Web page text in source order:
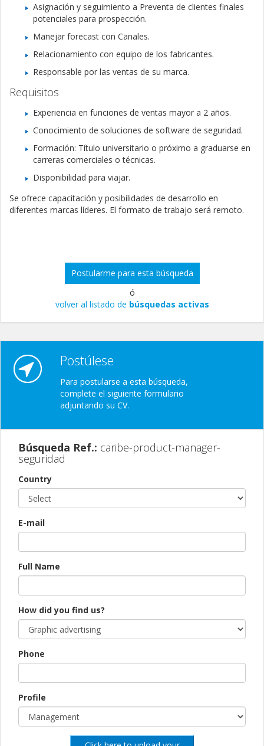
Postularme para esta búsqueda
ó
volver al listado de búsquedas activas
Asignación y seguimiento a Preventa de clientes finales
potenciales para prospección.
Manejar forecast con Canales.
Relacionamiento con equipo de los fabricantes.
Responsable por las ventas de su marca.
Requisitos
Experiencia en funciones de ventas mayor a 2 años.
Conocimiento de soluciones de software de seguridad.
Formación: Título universitario o próximo a graduarse en
carreras comerciales o técnicas.
Disponibilidad para viajar.
Se ofrece capacitación y posibilidades de desarrollo en
diferentes marcas líderes. El formato de trabajo será remoto.
Postúlese
Para postularse a esta búsqueda,
complete el siguiente formulario
adjuntando su CV.
Búsqueda Ref.: caribe-product-manager-
seguridad
Country
E-mail
Full Name
How did you find us?
Phone
Profile